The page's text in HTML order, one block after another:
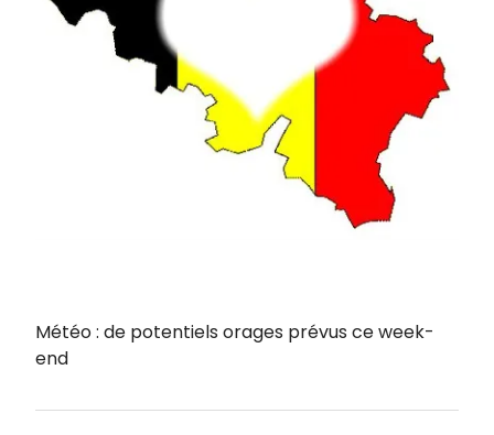
Météo : de potentiels orages prévus ce week-
end